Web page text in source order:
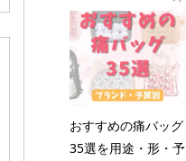
おすすめの痛バッグ
35選を用途・形・予